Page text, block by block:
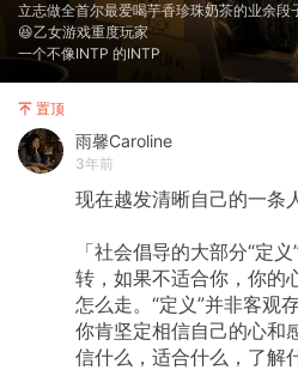
立志做全首尔最爱喝芋香珍珠奶茶的业余段
😆乙女游戏重度玩家
一个不像INTP 的INTP
置顶
雨馨Caroline
3年前
现在越发清晰自己的一条
「社会倡导的大部分“定
转，如果不适合你，你的
怎么走。“定义”并非客观
你肯坚定相信自己的心和
信什么，适合什么，了解